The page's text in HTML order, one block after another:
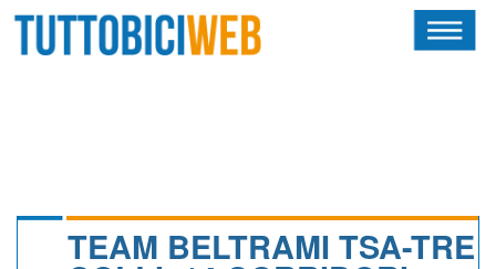
TEAM BELTRAMI TSA-TRE